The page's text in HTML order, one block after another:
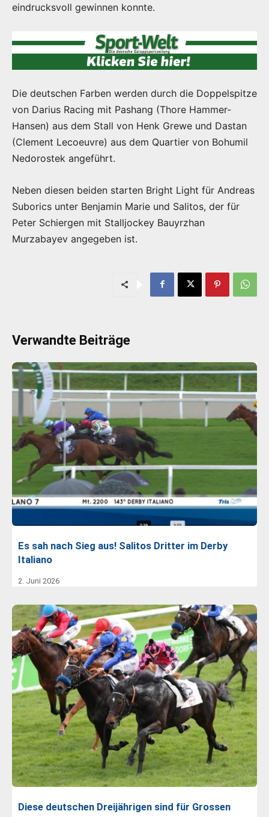
eindrucksvoll gewinnen konnte.
Die deutschen Farben werden durch die Doppelspitze
von Darius Racing mit Pashang (Thore Hammer-
Hansen) aus dem Stall von Henk Grewe und Dastan
(Clement Lecoeuvre) aus dem Quartier von Bohumil
Nedorostek angeführt.
Neben diesen beiden starten Bright Light für Andreas
Suborics unter Benjamin Marie und Salitos, der für
Peter Schiergen mit Stalljockey Bauyrzhan
Murzabayev angegeben ist.
Verwandte Beiträge
Es sah nach Sieg aus! Salitos Dritter im Derby
Italiano
2. Juni 2026
Diese deutschen Dreijährigen sind für Grossen